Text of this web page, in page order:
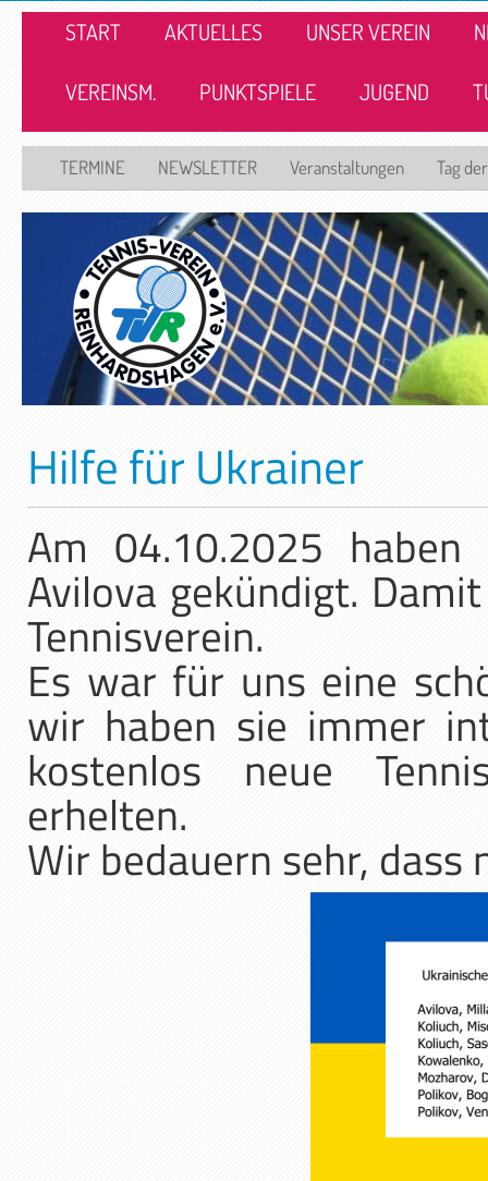
START AKTUELLES UNSER VEREIN
VEREINSM. PUNKTSPIELE JUGEND
TERMINE NEWSLETTER Veranstaltungen Tag
Hilfe für Ukrainer
Am 04.10.2025
Avilova gekündigt.
Tennisverein.
Es war für uns eine
wir haben sie immer
kostenlos neue
erhelten.
Wir bedauern sehr,